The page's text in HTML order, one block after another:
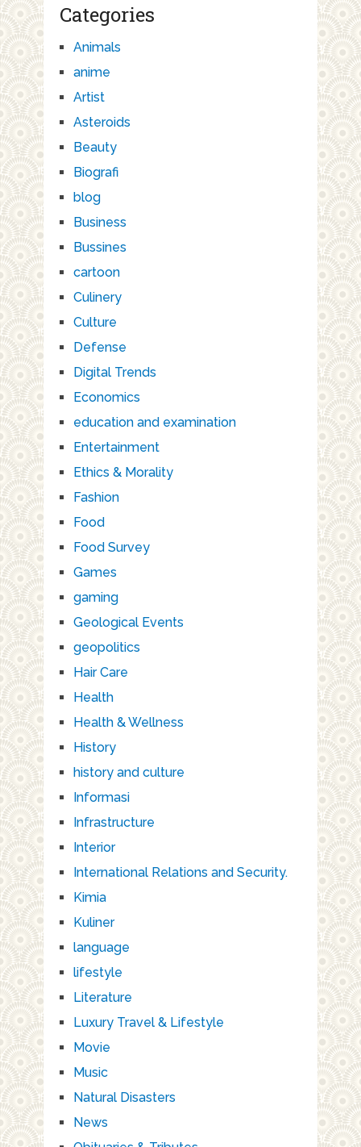
Categories
Animals
anime
Artist
Asteroids
Beauty
Biografi
blog
Business
Bussines
cartoon
Culinery
Culture
Defense
Digital Trends
Economics
education and examination
Entertainment
Ethics & Morality
Fashion
Food
Food Survey
Games
gaming
Geological Events
geopolitics
Hair Care
Health
Health & Wellness
History
history and culture
Informasi
Infrastructure
Interior
International Relations and Security.
Kimia
Kuliner
language
lifestyle
Literature
Luxury Travel & Lifestyle
Movie
Music
Natural Disasters
News